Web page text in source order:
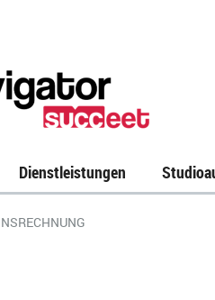
Dienstleistungen